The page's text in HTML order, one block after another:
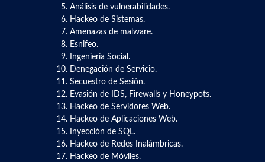
Análisis de vulnerabilidades.
Hackeo de Sistemas.
Amenazas de malware.
Esnifeo.
Ingeniería Social.
Denegación de Servicio.
Secuestro de Sesión.
Evasión de IDS, Firewalls y Honeypots.
Hackeo de Servidores Web.
Hackeo de Aplicaciones Web.
Inyección de SQL.
Hackeo de Redes Inalámbricas.
Hackeo de Móviles.